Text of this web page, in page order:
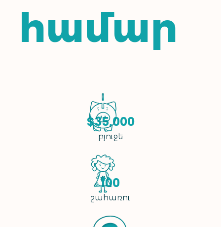
համար
$35,000
բյուջե
100
շահառու